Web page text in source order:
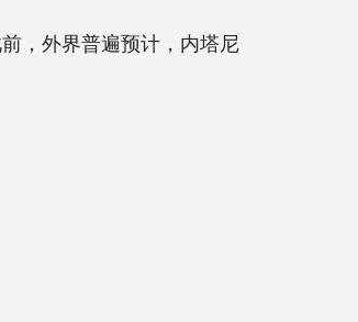
，外界普遍预计，内塔尼